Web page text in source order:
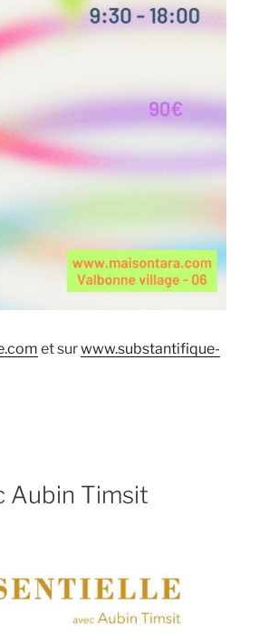
et surwww.substantifique-
Aubin Timsit